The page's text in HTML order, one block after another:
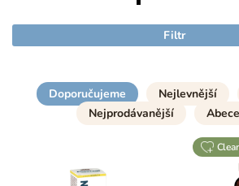
Filtr
Doporučujeme Nejlevnější
Nejprodávanější